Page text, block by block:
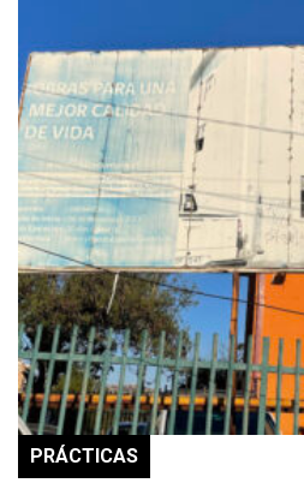
PRÁCTICAS